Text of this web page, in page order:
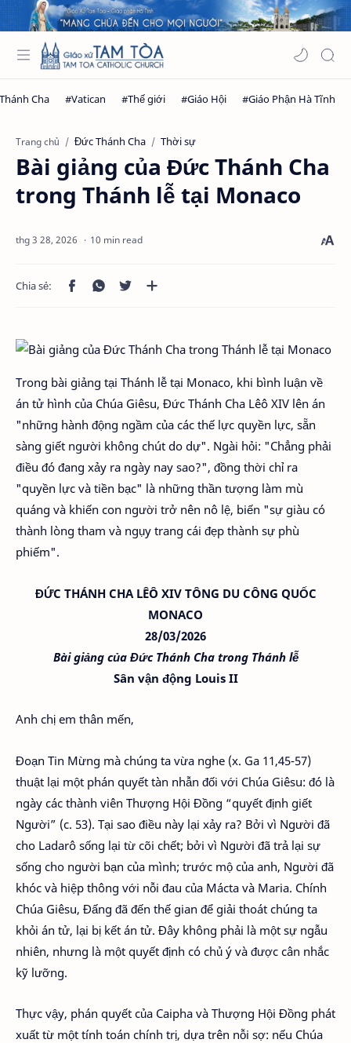
Trang chủ Đức Thánh Cha Thời sự
Bài giảng của Đức Thánh Cha
trong Thánh lễ tại Monaco
10 min read
Trong bài giảng tại Thánh lễ tại Monaco, khi bình luận về
án tử hình của Chúa Giêsu, Đức Thánh Cha Lêô XIV lên án
"những hành động ngầm của các thế lực quyền lực, sẵn
sàng giết người không chút do dự". Ngài hỏi: "Chẳng phải
điều đó đang xảy ra ngày nay sao?", đồng thời chỉ ra
"quyền lực và tiền bạc" là những thần tượng làm mù
quáng và khiến con người trở nên nô lệ, biến "sự giàu có
thành lòng tham và ngụy trang cái đẹp thành sự phù
phiếm".
ĐỨC THÁNH CHA LÊÔ XIV TÔNG DU CÔNG QUỐC
MONACO
28/03/2026
Bài giảng của Đức Thánh Cha trong Thánh lễ
Sân vận động Louis II
Anh chị em thân mến,
Đoạn Tin Mừng mà chúng ta vừa nghe (x. Ga 11,45-57)
thuật lại một phán quyết tàn nhẫn đối với Chúa Giêsu: đó là
ngày các thành viên Thượng Hội Đồng “quyết định giết
Người” (c. 53). Tại sao điều này lại xảy ra? Bởi vì Người đã
cho Ladarô sống lại từ cõi chết; bởi vì Người đã trả lại sự
sống cho người bạn của mình; trước mộ của anh, Người đã
khóc và hiệp thông với nỗi đau của Mácta và Maria. Chính
Chúa Giêsu, Đấng đã đến thế gian để giải thoát chúng ta
khỏi án tử, lại bị kết án tử. Đây không phải là một sự ngẫu
nhiên, nhưng là một quyết định có chủ ý và được cân nhắc
kỹ lưỡng.
Thực vậy, phán quyết của Caipha và Thượng Hội Đồng phát
xuất từ một tính toán chính trị, dựa trên nỗi sợ: nếu Chúa